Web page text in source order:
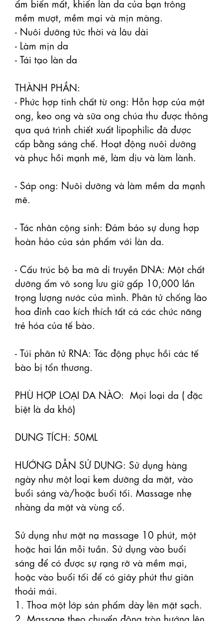
ẩm biến mất, khiến làn da của bạn trông
mềm mượt, mềm mại và mịn màng.
- Nuôi dưỡng tức thời và lâu dài
- Làm mịn da
- Tái tạo làn da
THÀNH PHẦN:
- Phức hợp tinh chất từ ong: Hỗn hợp của mật
ong, keo ong và sữa ong chúa thu được thông
qua quá trình chiết xuất lipophilic đã được
cấp bằng sáng chế. Hoạt động nuôi dưỡng
và phục hồi mạnh mẽ, làm dịu và làm lành.
- Sáp ong: Nuôi dưỡng và làm mềm da mạnh
mẽ.
- Tác nhân cộng sinh: Đảm bảo sự dung hợp
hoàn hảo của sản phẩm với làn da.
- Cấu trúc bộ ba mã di truyền DNA: Một chất
dưỡng ẩm vô song lưu giữ gấp 10,000 lần
trọng lượng nước của mình. Phân tử chống lão
hoa đỉnh cao kích thích tất cả các chức năng
trẻ hóa của tế bào.
- Túi phân tử RNA: Tác động phục hồi các tế
bào bị tổn thương.
PHÙ HỢP LOẠI DA NÀO:  Mọi loại da ( đặc
biệt là da khô)
DUNG TÍCH: 50ML
HƯỚNG DẪN SỬ DỤNG: Sử dụng hàng
ngày như một loại kem dưỡng da mặt, vào
buổi sáng và/hoặc buổi tối. Massage nhẹ
nhàng da mặt và vùng cổ.
Sử dụng như mặt nạ massage 10 phút, một
hoặc hai lần mỗi tuần. Sử dụng vào buổi
sáng để có được sự rạng rỡ và mềm mại,
hoặc vào buổi tối để có giây phút thư giãn
thoải mái.
1. Thoa một lớp sản phẩm dày lên mặt sạch.
2. Massage theo chuyển động tròn hướng lên